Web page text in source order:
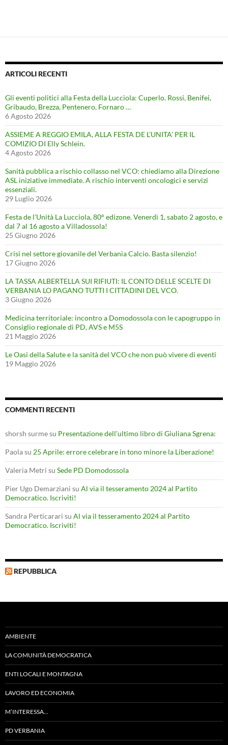
ARTICOLI RECENTI
Gli eventi politici alla Festa della Lucciola: Cuperlo. Rossi, Benifei,
Gribaudo, Brezza, Pentenero, Fornaro …
6 Agosto 2026
ASSIEME A REGGIO EMILA, ALLA FESTA DE L’UNITA’ PER IL
COMIZIO DI Elly Schlein.
4 Agosto 2026
Sanità pubblica a rischio collasso nel VCO: chiediamo alla Direzione
ASL iniziative immediate. A rischio interventi oncologici e servizi
essenziali.
29 Luglio 2026
Festa de l’Unità La Lucciola, 80° edizone. Venerdì 1, sabato 2 agosto, e
dal 7 al 16 agosto a Villadossola!
25 Giugno 2026
Crisi nel settore giovanile del Verbania Calcio. Basta silenzio!
17 Giugno 2026
LA TASSA ALBERTELLA SUI RIFIUTI: IL CONTO DELLE SCELTE DI
VERBANIA LO PAGANO TUTTI I CITTADINI DEL VCO.
3 Giugno 2026
Medicina territoriale: incontro a Domodossola con le capogruppo in
Consiglio regionale di PD, AVS e M5S
21 Maggio 2026
Le Oasi della Salute e la sanità del VCO che non può vivere di eventi
19 Maggio 2026
COMMENTI RECENTI
shorsh surmesu Presentazione dell’ultimo libro di Giuliana Sgrena:
Paolasu 25 Aprile: errore celebrare in tono minore la Liberazione!
Valeria Metri su Sede PD Domodossola
Pier Ugo Demarziani su Al via il tesseramento 2024 al Partito
Democratico. Iscriviti!
Sandra Perticarari su Al via il tesseramento 2024 al Partito
Democratico. Iscriviti!
REPUBBLICA
AMBIENTE
LA COMUNITÀ DEMOCRATICA
ENTI LOCALI E MONTAGNA
LAVORO ED ECONOMIA
M’INTERESSA…
PD VERBANIA